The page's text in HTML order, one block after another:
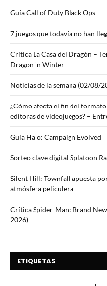
Guía Call of Duty Black Ops
7 juegos que todavía no han
Crítica La Casa del Dragón –
Dragon in Winter
Noticias de la semana (02/08/
¿Cómo afecta el fin del
editoras de videojuegos? –
Guía Halo: Campaign Evolved
Sorteo clave digital Splatoon
Silent Hill: Townfall apuesta
atmósfera peliculera
Crítica Spider-Man: Brand
2026)
ETIQUETAS